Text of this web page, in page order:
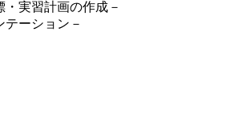
実習計画の作成－
ーション－